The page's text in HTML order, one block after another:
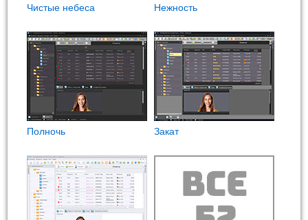
Чистые небеса Нежность
Полночь Закат